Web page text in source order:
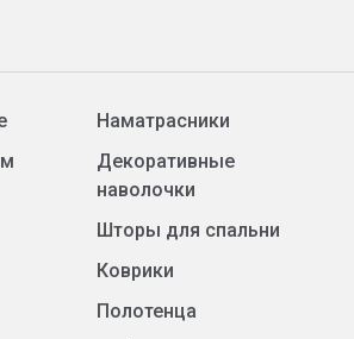
Наматрасники
Декоративные
наволочки
Шторы для спальни
Коврики
Полотенца